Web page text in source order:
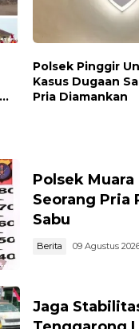
Polsek Pinggir
Kasus Dugaan
Pria Diamankan
Polsek
Seorang Pria
Sabu
Berita 09 Agustus
Jaga